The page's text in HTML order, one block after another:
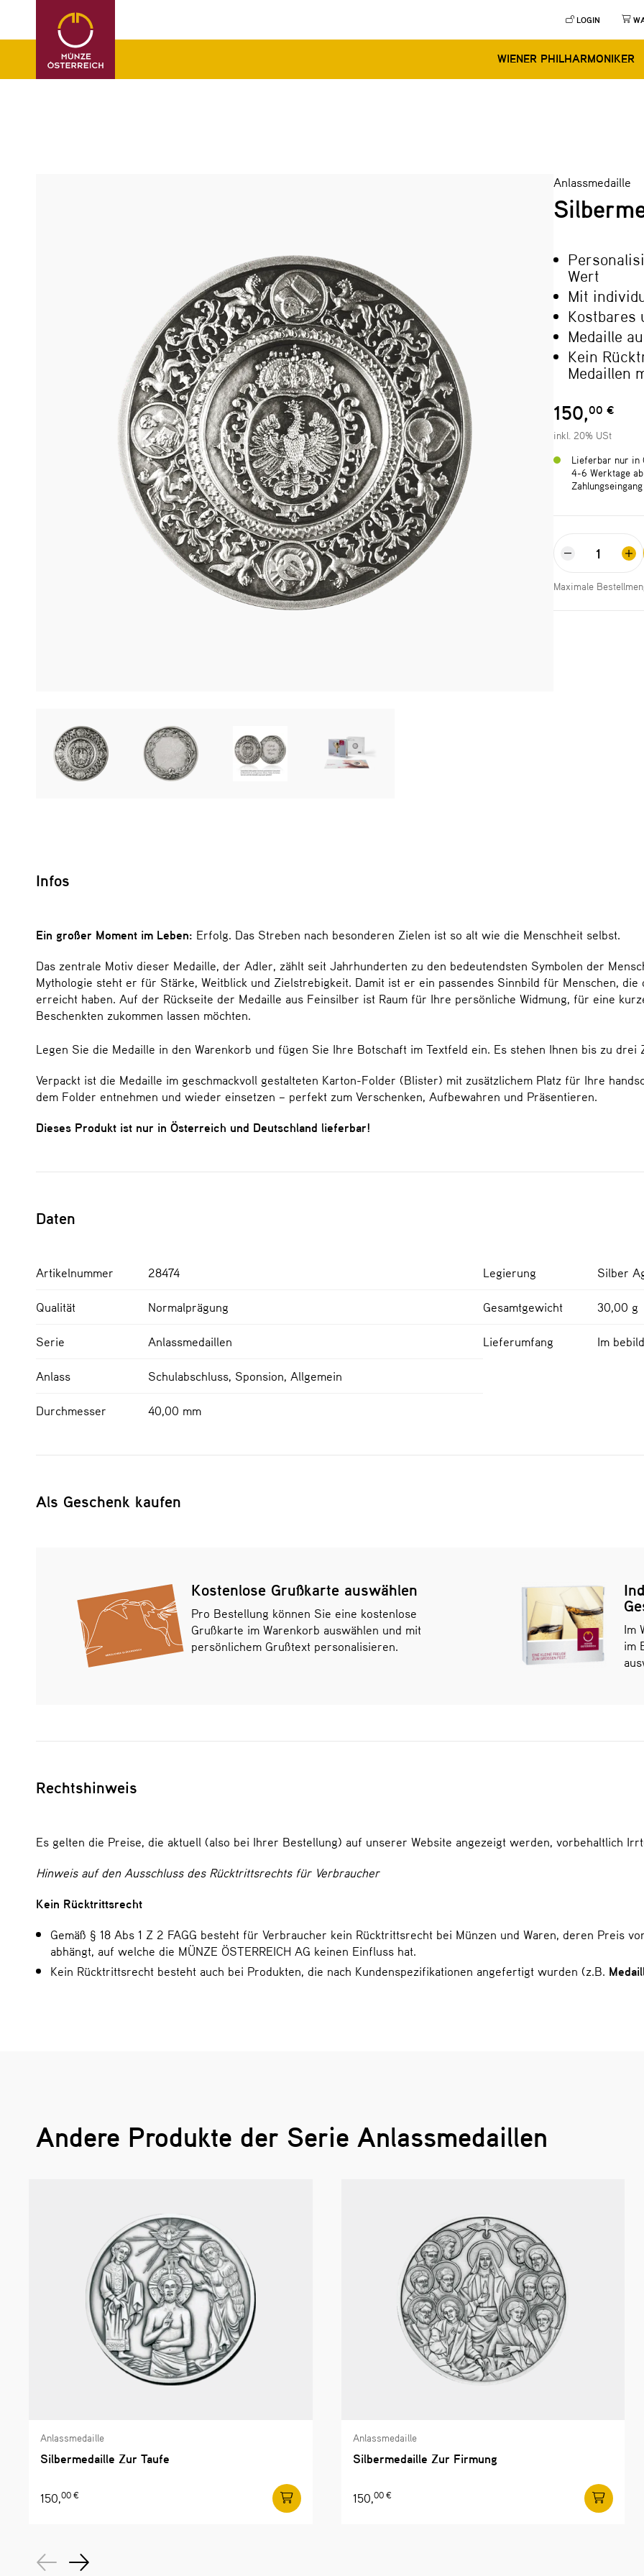
LOGIN
WIENER PHILHARMONIKER
Anlassmedaille
Wert
Mit
Kostbares
Medaille
Kein
Medaillen
150,00 €
inkl. 20% USt
Lieferbar nur in
4-6 Werktage
Zahlungseingang
Maximale
Infos
Ein großer Moment im Leben: Erfolg. Das Streben nach besonderen Zielen ist so alt wie die Menschheit selbst.
Das zentrale Motiv dieser Medaille, der Adler, zählt seit Jahrhunderten zu den bedeutendsten Symbolen der
Mythologie steht er für Stärke, Weitblick und Zielstrebigkeit. Damit ist er ein passendes Sinnbild für Menschen,
erreicht haben. Auf der Rückseite der Medaille aus Feinsilber ist Raum für Ihre persönliche Widmung, für eine
Beschenkten zukommen lassen möchten.
Legen Sie die Medaille in den Warenkorb und fügen Sie Ihre Botschaft im Textfeld ein. Es stehen Ihnen bis zu drei
Verpackt ist die Medaille im geschmackvoll gestalteten Karton-Folder (Blister) mit zusätzlichem Platz für Ihre
dem Folder entnehmen und wieder einsetzen – perfekt zum Verschenken, Aufbewahren und Präsentieren.
Dieses Produkt ist nur in Österreich und Deutschland lieferbar!
Daten
Artikelnummer 28474
Qualität Normalprägung
Serie Anlassmedaillen
Anlass Schulabschluss, Sponsion, Allgemein
Durchmesser 40,00 mm
Legierung Silber
Gesamtgewicht 30,00 g
Lieferumfang Im
Als Geschenk kaufen
Kostenlose Grußkarte auswählen
Pro Bestellung können Sie eine kostenlose
Grußkarte im Warenkorb auswählen und mit
persönlichem Grußtext personalisieren.
Im
im
Rechtshinweis
Es gelten die Preise, die aktuell (also bei Ihrer Bestellung) auf unserer Website angezeigt werden, vorbehaltlich
Hinweis auf den Ausschluss des Rücktrittsrechts für Verbraucher
Kein Rücktrittsrecht
Gemäß § 18 Abs 1 Z 2 FAGG besteht für Verbraucher kein Rücktrittsrecht bei Münzen und Waren, deren Preis
abhängt, auf welche die MÜNZE ÖSTERREICH AG keinen Einfluss hat.
Kein Rücktrittsrecht besteht auch bei Produkten, die nach Kundenspezifikationen angefertigt wurden (z.B.
Andere Produkte der Serie Anlassmedaillen
Anlassmedaille
Silbermedaille Zur Taufe
150,00 €
Anlassmedaille
Silbermedaille Zur Firmung
150,00 €